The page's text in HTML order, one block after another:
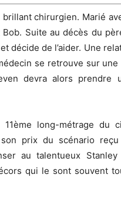
chirurgien. Marié
Suite au décès du
décide de l’aider. Une
se retrouve sur une
devra alors prendre
11ème long-métrage du
son prix du scénario reçu
au talentueux Stanley
qui le sont souvent